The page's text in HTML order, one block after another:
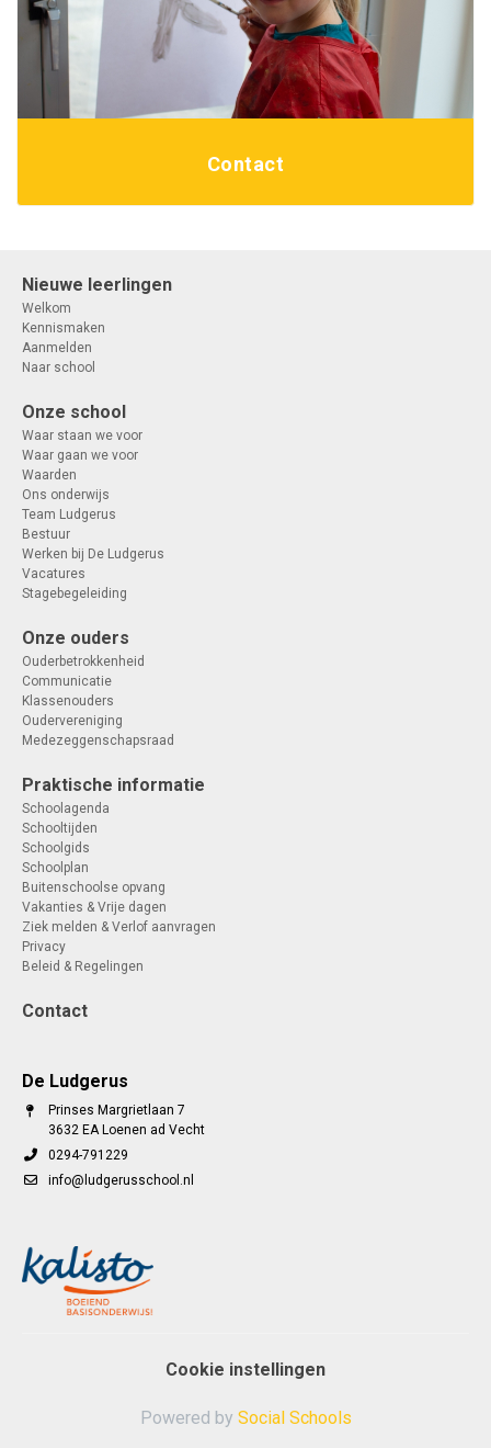
Contact
Nieuwe leerlingen
Welkom
Kennismaken
Aanmelden
Naar school
Onze school
Waar staan we voor
Waar gaan we voor
Waarden
Ons onderwijs
Team Ludgerus
Bestuur
Werken bij De Ludgerus
Vacatures
Stagebegeleiding
Onze ouders
Ouderbetrokkenheid
Communicatie
Klassenouders
Oudervereniging
Medezeggenschapsraad
Praktische informatie
Schoolagenda
Schooltijden
Schoolgids
Schoolplan
Buitenschoolse opvang
Vakanties & Vrije dagen
Ziek melden & Verlof aanvragen
Privacy
Beleid & Regelingen
Contact
De Ludgerus
Prinses Margrietlaan 7
3632 EA Loenen ad Vecht
0294-791229
info@ludgerusschool.nl
Cookie instellingen
Powered by Social Schools